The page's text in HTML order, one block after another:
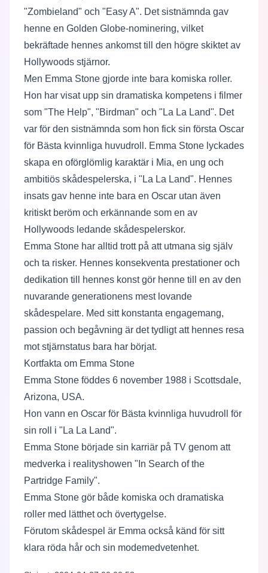
"Zombieland" och "Easy A". Det sistnämnda gav
henne en Golden Globe-nominering, vilket
bekräftade hennes ankomst till den högre skiktet av
Hollywoods stjärnor.
Men Emma Stone gjorde inte bara komiska roller.
Hon har visat upp sin dramatiska kompetens i filmer
som "The Help", "Birdman" och "La La Land". Det
var för den sistnämnda som hon fick sin första Oscar
för Bästa kvinnliga huvudroll. Emma Stone lyckades
skapa en oförglömlig karaktär i Mia, en ung och
ambitiös skådespelerska, i "La La Land". Hennes
insats gav henne inte bara en Oscar utan även
kritiskt beröm och erkännande som en av
Hollywoods ledande skådespelerskor.
Emma Stone har alltid trott på att utmana sig själv
och ta risker. Hennes konsekventa prestationer och
dedikation till hennes konst gör henne till en av den
nuvarande generationens mest lovande
skådespelare. Med sitt konstanta engagemang,
passion och begåvning är det tydligt att hennes resa
mot stjärnstatus bara har börjat.
Kortfakta om Emma Stone
Emma Stone föddes 6 november 1988 i Scottsdale,
Arizona, USA.
Hon vann en Oscar för Bästa kvinnliga huvudroll för
sin roll i "La La Land".
Emma Stone började sin karriär på TV genom att
medverka i realityshowen "In Search of the
Partridge Family".
Emma Stone gör både komiska och dramatiska
roller med lätthet och övertygelse.
Förutom skådespel är Emma också känd för sitt
klara röda hår och sin modemedvetenhet.